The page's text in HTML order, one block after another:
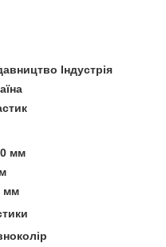
Індустрія
мм
мм